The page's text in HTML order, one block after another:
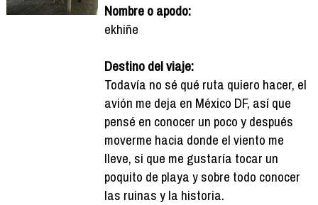
Nombre o apodo:
ekhiñe
Destino del viaje:
Todavía no sé qué ruta quiero hacer, el
avión me deja en México DF, así que
pensé en conocer un poco y después
moverme hacia donde el viento me
lleve, si que me gustaría tocar un
poquito de playa y sobre todo conocer
las ruinas y la historia.